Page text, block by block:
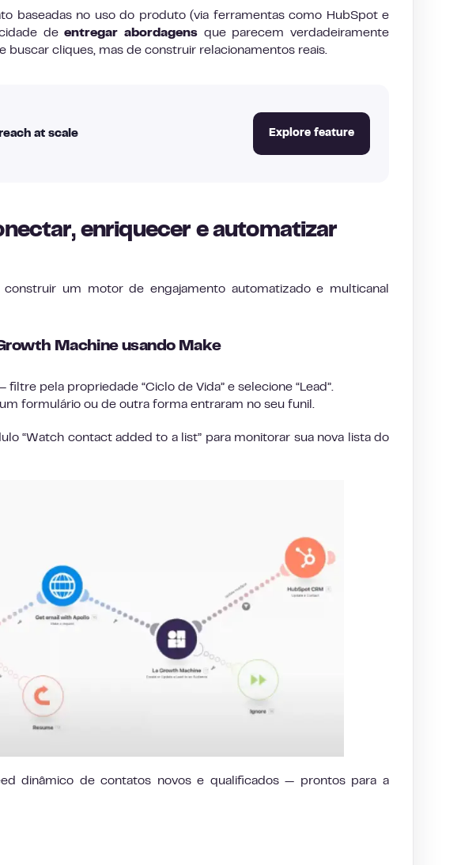
baseadas no uso do produto (via ferramentas como HubSpot e
deentregar abordagensque parecem verdadeiramente
buscar cliques, mas de construir relacionamentos reais.
at scale Explore feature
enriquecer e automatizar
um motor de engajamento automatizado e multicanal
Machine usando Make
pela propriedade “Ciclo de Vida” e selecione “Lead”.
formulário ou de outra forma entraram no seu funil.
“Watch contact added to a list” para monitorar sua nova lista do
dinâmico de contatos novos e qualificados — prontos para a